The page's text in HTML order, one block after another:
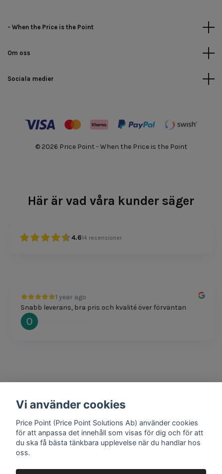
- When the Price is the Point
Om oss
Sociala medier
© 2026 Price Point - When the Price is the Point
Här är vad våra kunder säger
4.614 recensioner
1 year ago
Snabb leverans, bra pris och kvalité över förväntan
Oscar Svensson
1 year ago
Mathias Johansson
Vi använder cookies
Price Point (Price Point Solutions Ab) använder cookies
för att anpassa det innehåll som visas för dig och för att
du ska få bästa tänkbara upplevelse när du handlar hos
oss.